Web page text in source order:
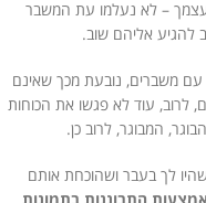
– לא נעלמו עת המשבר
אליהם שוב.
עם משברים, נובעת מכך שאינם
לרוב, עוד לא פגשו את הכוחות
המבוגר, לרוב כן.
לך בעבר ושהוכחת אותם